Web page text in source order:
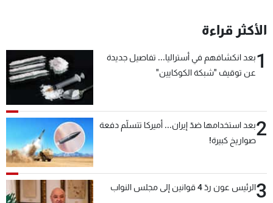
الأكثر قراءة
1بعد انكشافهم في أستراليا... تفاصيل جديدة
عن توقيف "شبكة الكوكايين"
2بعد استخدامها ضدّ إيران... أميركا تتسلّم دفعة
صواريخ كبيرة!
3الرئيس عون ردّ 4 قوانين إلى مجلس النواب
عن MTV
الإنـتـاج
وظائف
شروط الإسـتخدام